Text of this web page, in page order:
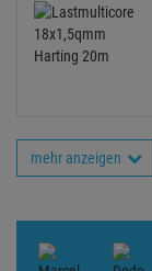
mehr anzeigen